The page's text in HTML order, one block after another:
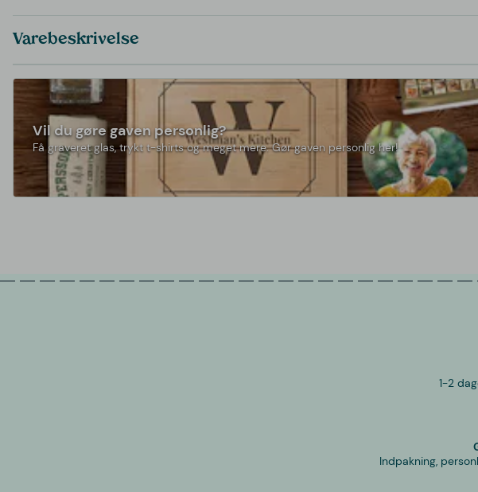
Varebeskrivelse
Vil du gøre gaven personlig?
Få graveret glas, trykt t-shirts og meget mere. Gør gaven personlig her!
1-2
Indpakning,